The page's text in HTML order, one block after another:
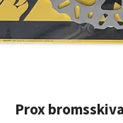
Prox